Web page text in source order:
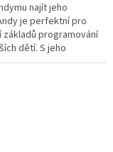
najít jeho
je perfektní pro
programování
dětí. S jeho
se naučíte rozdíl mezi
stranou,